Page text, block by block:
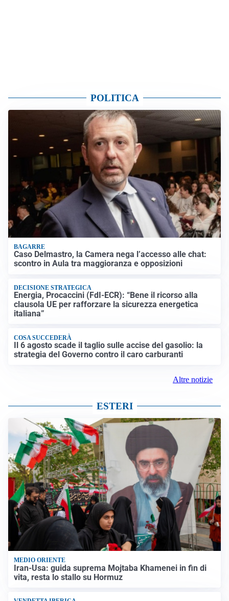
POLITICA
BAGARRE
Caso Delmastro, la Camera nega l’accesso alle chat:
scontro in Aula tra maggioranza e opposizioni
DECISIONE STRATEGICA
Energia, Procaccini (FdI-ECR): “Bene il ricorso alla
clausola UE per rafforzare la sicurezza energetica
italiana”
COSA SUCCEDERÀ
Il 6 agosto scade il taglio sulle accise del gasolio: la
strategia del Governo contro il caro carburanti
Altre notizie
ESTERI
MEDIO ORIENTE
Iran-Usa: guida suprema Mojtaba Khamenei in fin di
vita, resta lo stallo su Hormuz